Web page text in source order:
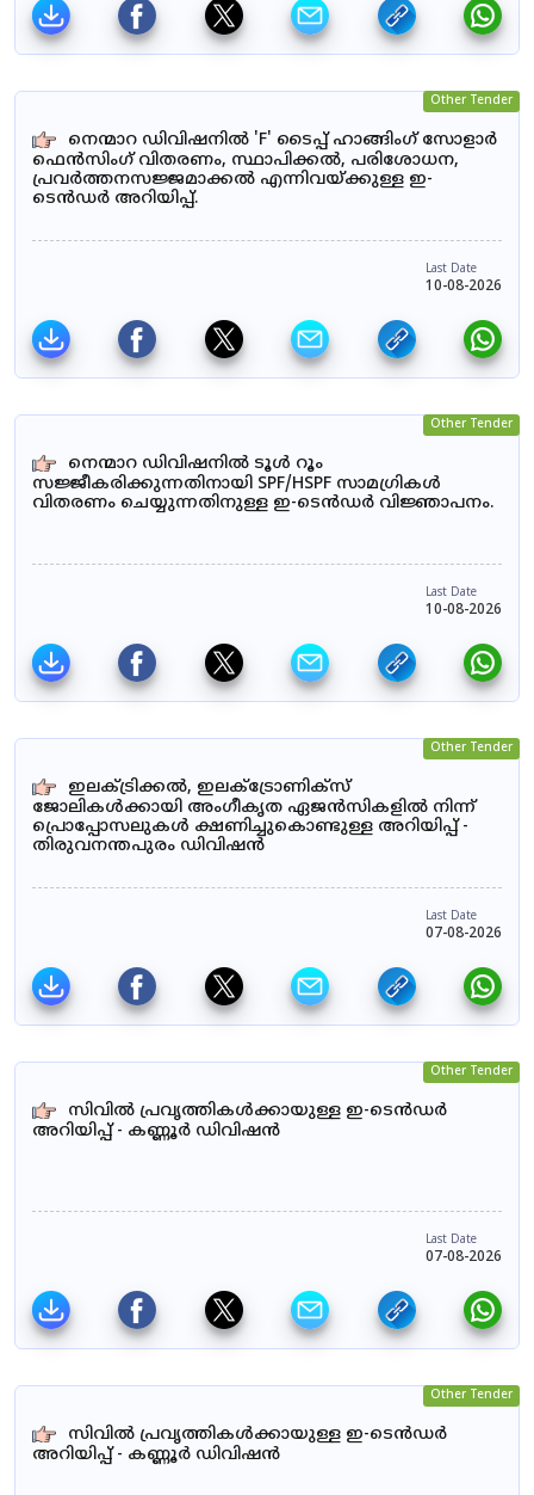
Other Tender
നെന്മാറ ഡിവിഷനിൽ 'F' ടൈപ്പ് ഹാങ്ങിംഗ് സോളാർ
ഫെൻസിംഗ് വിതരണം, സ്ഥാപിക്കൽ, പരിശോധന,
പ്രവർത്തനസജ്ജമാക്കൽ എന്നിവയ്ക്കുള്ള ഇ-
ടെൻഡർ അറിയിപ്പ്.
Last Date
10-08-2026
Other Tender
നെന്മാറ ഡിവിഷനിൽ ടൂൾ റൂം
സജ്ജീകരിക്കുന്നതിനായി SPF/HSPF സാമഗ്രികൾ
വിതരണം ചെയ്യുന്നതിനുള്ള ഇ-ടെൻഡർ വിജ്ഞാപനം.
Last Date
10-08-2026
Other Tender
ഇലക്ട്രിക്കൽ, ഇലക്ട്രോണിക്സ്
ജോലികൾക്കായി അംഗീകൃത ഏജൻസികളിൽ നിന്ന്
പ്രൊപ്പോസലുകൾ ക്ഷണിച്ചുകൊണ്ടുള്ള അറിയിപ്പ് -
തിരുവനന്തപുരം ഡിവിഷൻ
Last Date
07-08-2026
Other Tender
സിവിൽ പ്രവൃത്തികൾക്കായുള്ള ഇ-ടെൻഡർ
അറിയിപ്പ് - കണ്ണൂർ ഡിവിഷൻ
Last Date
07-08-2026
Other Tender
സിവിൽ പ്രവൃത്തികൾക്കായുള്ള ഇ-ടെൻഡർ
അറിയിപ്പ് - കണ്ണൂർ ഡിവിഷൻ